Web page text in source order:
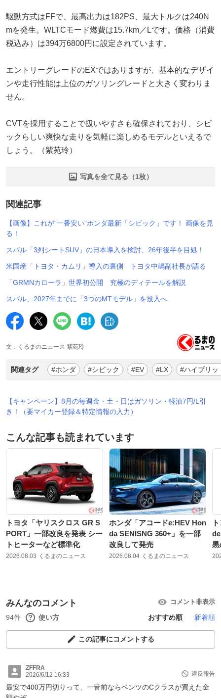
駆動方式はFFで、最高出力は182PS、最大トルクは240N
mを発生。WLTCモード燃費は15.7km／Lです。価格（消費
税込み）は394万6800円に設定されています。
エントリーグレードのEXではありますが、基本的なデザイ
ンや走行性能は上位のガソリングレードと大きく変わりま
せん。
CVTを採用することで扱いやすさも確保されており、シビ
ックらしい爽快な走りを気軽に楽しめるモデルといえるで
しょう。（紫苑玲）
写真を全て見る（1枚）
関連記事
【画像】これが“一番安い”ホンダ最新「シビック」です！ 画像を見
る！
スバル「3列シートSUV」の日本導入を検討、26年後半を目処！
米国産「トヨタ・カムリ」導入の裏側 トヨタ中嶋副社長が語る
「GRMNカローラ」世界初公開 究極のディテールを解説
スバル、2027年までに「3つのMTモデル」を投入へ
文：くるまのニュース 紫苑玲
関連タグ #ホンダ #シビック #EV #LX #ハイブリッ
【キャンペーン】8月の毎週金・土・日はガソリン・軽油7円/L引
き！（要マイカー登録＆特定情報の入力）
こんな記事も読まれています
トヨタ「ヤリスクロス GR S
PORT」一部改良を発表 シー
トヒーターなど標準化
2026.08.03 くるまのニュース
ホンダ「アコードe:HEV Hon
da SENISNG 360+」を一部
改良して発売
2026.08.04 くるまのニュース
黒
みんなのコメント コメント非表示
94件 使い方 おすすめ順 新着順
この記事にコメントする
ZFFRA
2026/6/12 16:33
違反報告
最安で400万円切りって、一昔前ならベンツのCクラスが買えた金